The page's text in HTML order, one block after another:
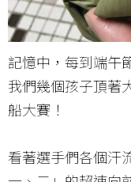
記憶中，每到端午
我們幾個孩子頂著
船大賽！
看著選手們各個汗